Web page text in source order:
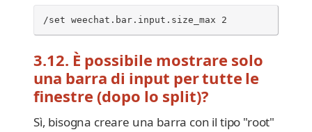
/set weechat.bar.input.size_max 2
3.12. È possibile mostrare solo
una barra di input per tutte le
finestre (dopo lo split)?
Sì, bisogna creare una barra con il tipo "root"